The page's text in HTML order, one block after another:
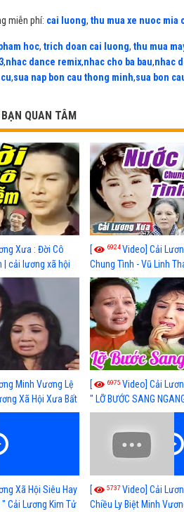
miễn phí: cai luong, thu mua xe nuoc mia
hoc, trich doan cai luong, thu mua
,nhac dance remix,nhac cho ba bau,nhac
,sua nap bon cau thong minh,sua bon
QUAN TÂM
Xưa : Đời Cô
| cải lương xã hội
[ 6924Video] Cải
Chung Tình - Vũ Linh
lương xã hội hay nhất
Minh Vương Lệ
Xã Hội Xưa Bất
[ 6975 Video] Cải
" LỠ BƯỚC SANG
Thuỷ, Thanh Tuấn,
Xã Hội Siêu Hay
" Cải Lương Kim Tử
[ 5737 Video] Cải
Chiều Ly Biệt Minh